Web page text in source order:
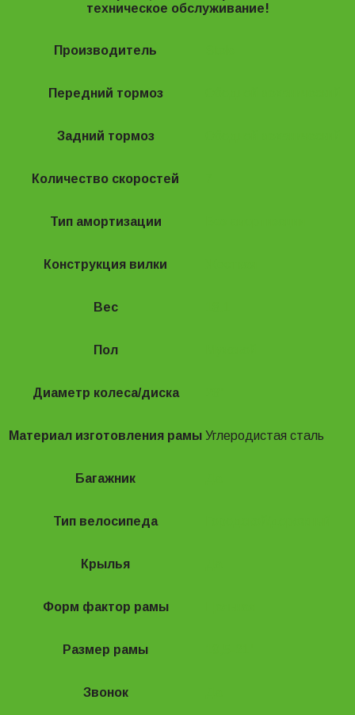
техническое обслуживание!
Производитель
Передний тормоз
Задний тормоз
Количество скоростей
Тип амортизации
Конструкция вилки
Вес
Пол
Диаметр колеса/диска
Материал изготовления рамы Углеродистая сталь
Багажник
Тип велосипеда
Крылья
Форм фактор рамы
Размер рамы
Звонок